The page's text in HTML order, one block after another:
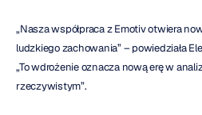
„Nasza współpraca z Emotiv otwiera
ludzkiego zachowania” – powiedziała
„To wdrożenie oznacza nową erę w
rzeczywistym”.